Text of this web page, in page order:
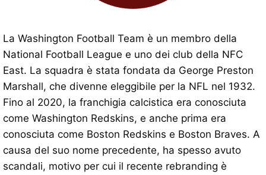
La Washington Football Team è un membro della
National Football League e uno dei club della NFC
East. La squadra è stata fondata da George Preston
Marshall, che divenne eleggibile per la NFL nel 1932.
Fino al 2020, la franchigia calcistica era conosciuta
come Washington Redskins, e anche prima era
conosciuta come Boston Redskins e Boston Braves. A
causa del suo nome precedente, ha spesso avuto
scandali, motivo per cui il recente rebranding è